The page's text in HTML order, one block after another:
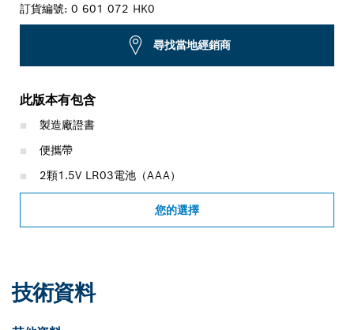
訂貨編號: 0 601 072 HK0
尋找當地經銷商
此版本有包含
製造廠證書
便攜帶
2顆1.5V LR03電池（AAA）
您的選擇
技術資料